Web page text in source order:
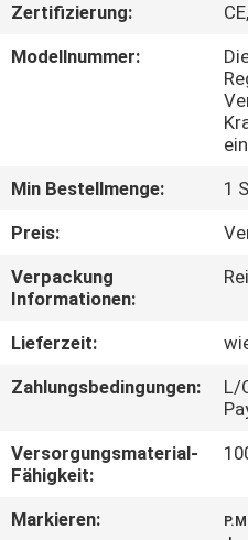
TOUR
NACHRICHTEN
ALLE
FÄLLE
SITEMAP
Zertifizierung:
CE,
Modellnummer:
Min Bestellmenge:
1
Preis:
Verpackung
Informationen:
Lieferzeit:
Zahlungsbedingungen:
L/
Versorgungsmaterial-
Fähigkeit:
Markieren: